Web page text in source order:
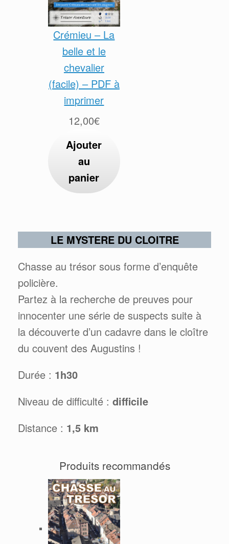
Crémieu – La
belle et le
chevalier
(facile) – PDF à
imprimer
12,00€
Ajouter
au
panier
LE MYSTERE DU CLOITRE
Chasse au trésor sous forme d’enquête
policière.
Partez à la recherche de preuves pour
innocenter une série de suspects suite à
la découverte d’un cadavre dans le cloître
du couvent des Augustins !
Durée : 1h30
Niveau de difficulté : difficile
Distance : 1,5 km
Produits recommandés